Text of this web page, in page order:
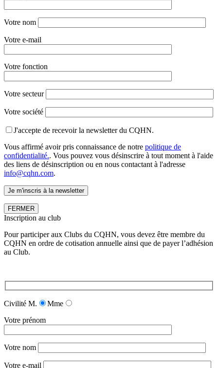
Votre nom
Votre e-mail
Votre fonction
Votre secteur
Votre société
J'accepte de recevoir la newsletter du CQHN.
Vous affirmé avoir pris connaissance de notre politique de
confidentialité.. Vous pouvez vous désinscrire à tout moment à l'aide
des liens de désinscription ou en nous contactant à l'adresse
info@cqhn.com.
FERMER
Inscription au club
Pour participer aux Clubs du CQHN, vous devez être membre du
CQHN en ordre de cotisation annuelle ainsi que de payer l’adhésion
au Club.
Civilité M.
Mme
Votre prénom
Votre nom
Votre e-mail